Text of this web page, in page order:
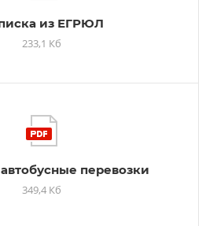
из ЕГРЮЛ
233,1 Кб
перевозки
349,4 Кб